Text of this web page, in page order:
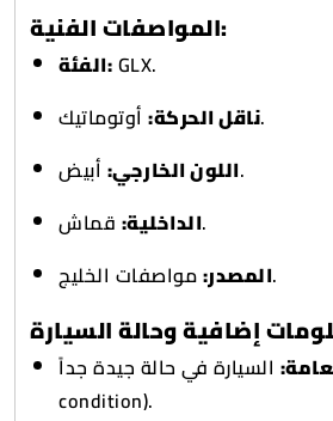
المواصفات الفنية:
الفئة:GLX.
ناقل الحركة:أوتوماتيك.
اللون الخارجي:أبيض.
الداخلية:قماش.
المصدر:مواصفات الخليج.
السيارة في حالة جيدة جداً (v good
condition).